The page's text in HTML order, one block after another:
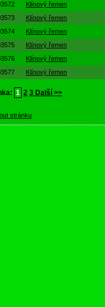
Klínový řemen
Klínový řemen
Klínový řemen
Klínový řemen
Klínový řemen
Klínový řemen
1 2 3 Další >>
stránku